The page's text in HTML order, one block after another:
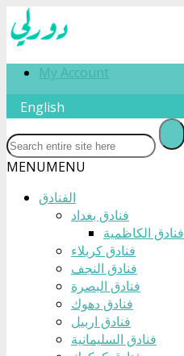
My Account
English
MENUMENU
الفنادق
فنادق بغداد
فنادق الكاظمية
فنادق كربلاء
فنادق النجف
فنادق البصرة
فنادق دهوك
فنادق اربيل
فنادق السليمانية